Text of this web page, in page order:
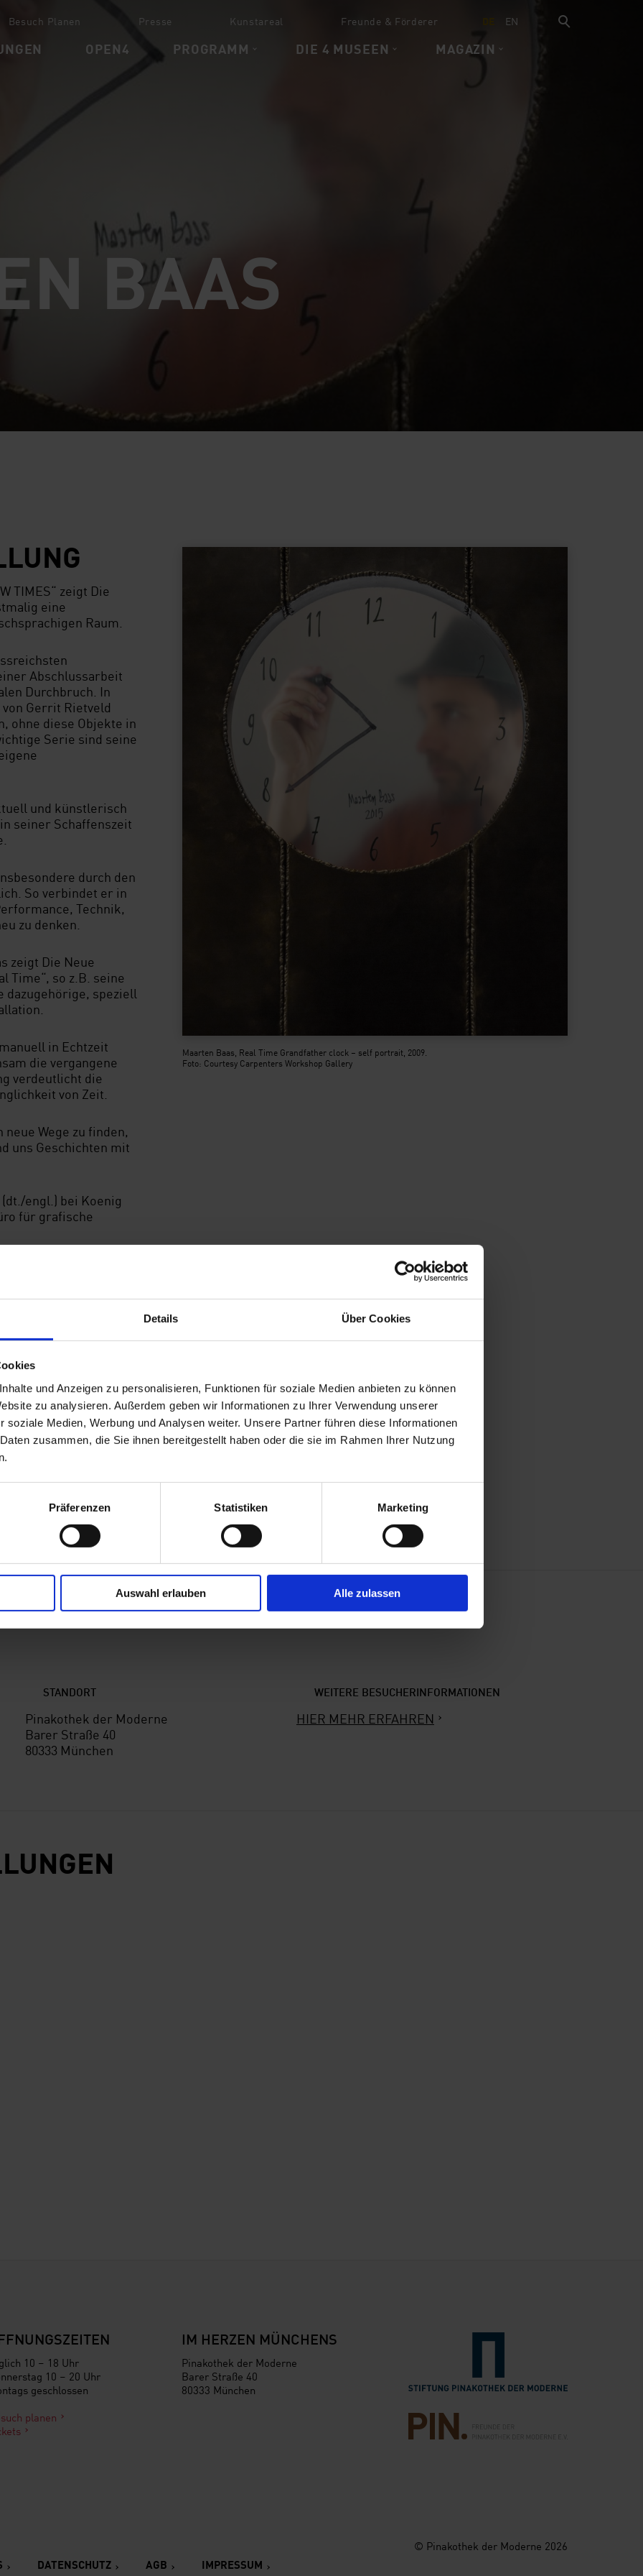
Details Über Cookies
und Anzeigen zu personalisieren, Funktionen für soziale Medien anbieten zu können
zu analysieren. Außerdem geben wir Informationen zu Ihrer Verwendung unserer
soziale Medien, Werbung und Analysen weiter. Unsere Partner führen diese Informationen
zusammen, die Sie ihnen bereitgestellt haben oder die sie im Rahmen Ihrer Nutzung
Präferenzen Statistiken Marketing
Auswahl erlauben Alle zulassen
Besuch Planen Presse Kunstareal Freunde & Förderer EN
OPEN4 PROGRAMM DIE 4 MUSEEN MAGAZIN
BAAS
TIMES“ zeigt Die
eine
Raum.
Abschlussarbeit
Durchbruch. In
Gerrit Rietveld
ohne diese Objekte in
Serie sind seine
und künstlerisch
seiner Schaffenszeit
durch den
So verbindet er in
Technik,
zu denken.
zeigt Die Neue
Time“, so z.B. seine
dazugehörige, speziell
in Echtzeit
die vergangene
verdeutlicht die
von Zeit.
Wege zu finden,
uns Geschichten mit
engl.) bei Koenig
für grafische
Maarten Baas, Real Time Grandfather clock – self portrait, 2009.
Foto: Courtesy Carpenters Workshop Gallery
STANDORT
Pinakothek der Moderne
Barer Straße 40
80333 München
WEITERE BESUCHERINFORMATIONEN
HIER MEHR ERFAHREN
10 – 18 Uhr
10 – 20 Uhr
geschlossen
planen
IM HERZEN MÜNCHENS
Pinakothek der Moderne
Barer Straße 40
80333 München
Verlinkung zur Seite der Stiftung
Verlinkung zur Seite des Freunde der
© Pinakothek der Moderne 2026
DATENSCHUTZ AGB IMPRESSUM